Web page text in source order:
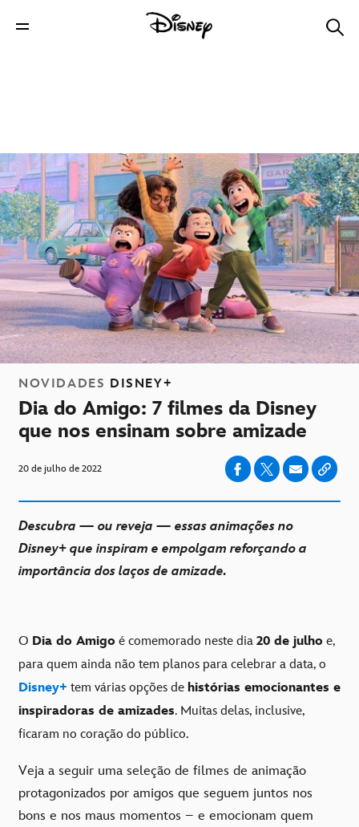
NOVIDADES DISNEY+
Dia do Amigo: 7 filmes da Disney
que nos ensinam sobre amizade
20 de julho de 2022
Descubra — ou reveja — essas animações no
Disney+ que inspiram e empolgam reforçando a
importância dos laços de amizade.
O Dia do Amigo é comemorado neste dia 20 de julho e,
para quem ainda não tem planos para celebrar a data, o
Disney+ tem várias opções de histórias emocionantes e
inspiradoras de amizades. Muitas delas, inclusive,
ficaram no coração do público.
Veja a seguir uma seleção de filmes de animação
protagonizados por amigos que seguem juntos nos
bons e nos maus momentos – e emocionam quem